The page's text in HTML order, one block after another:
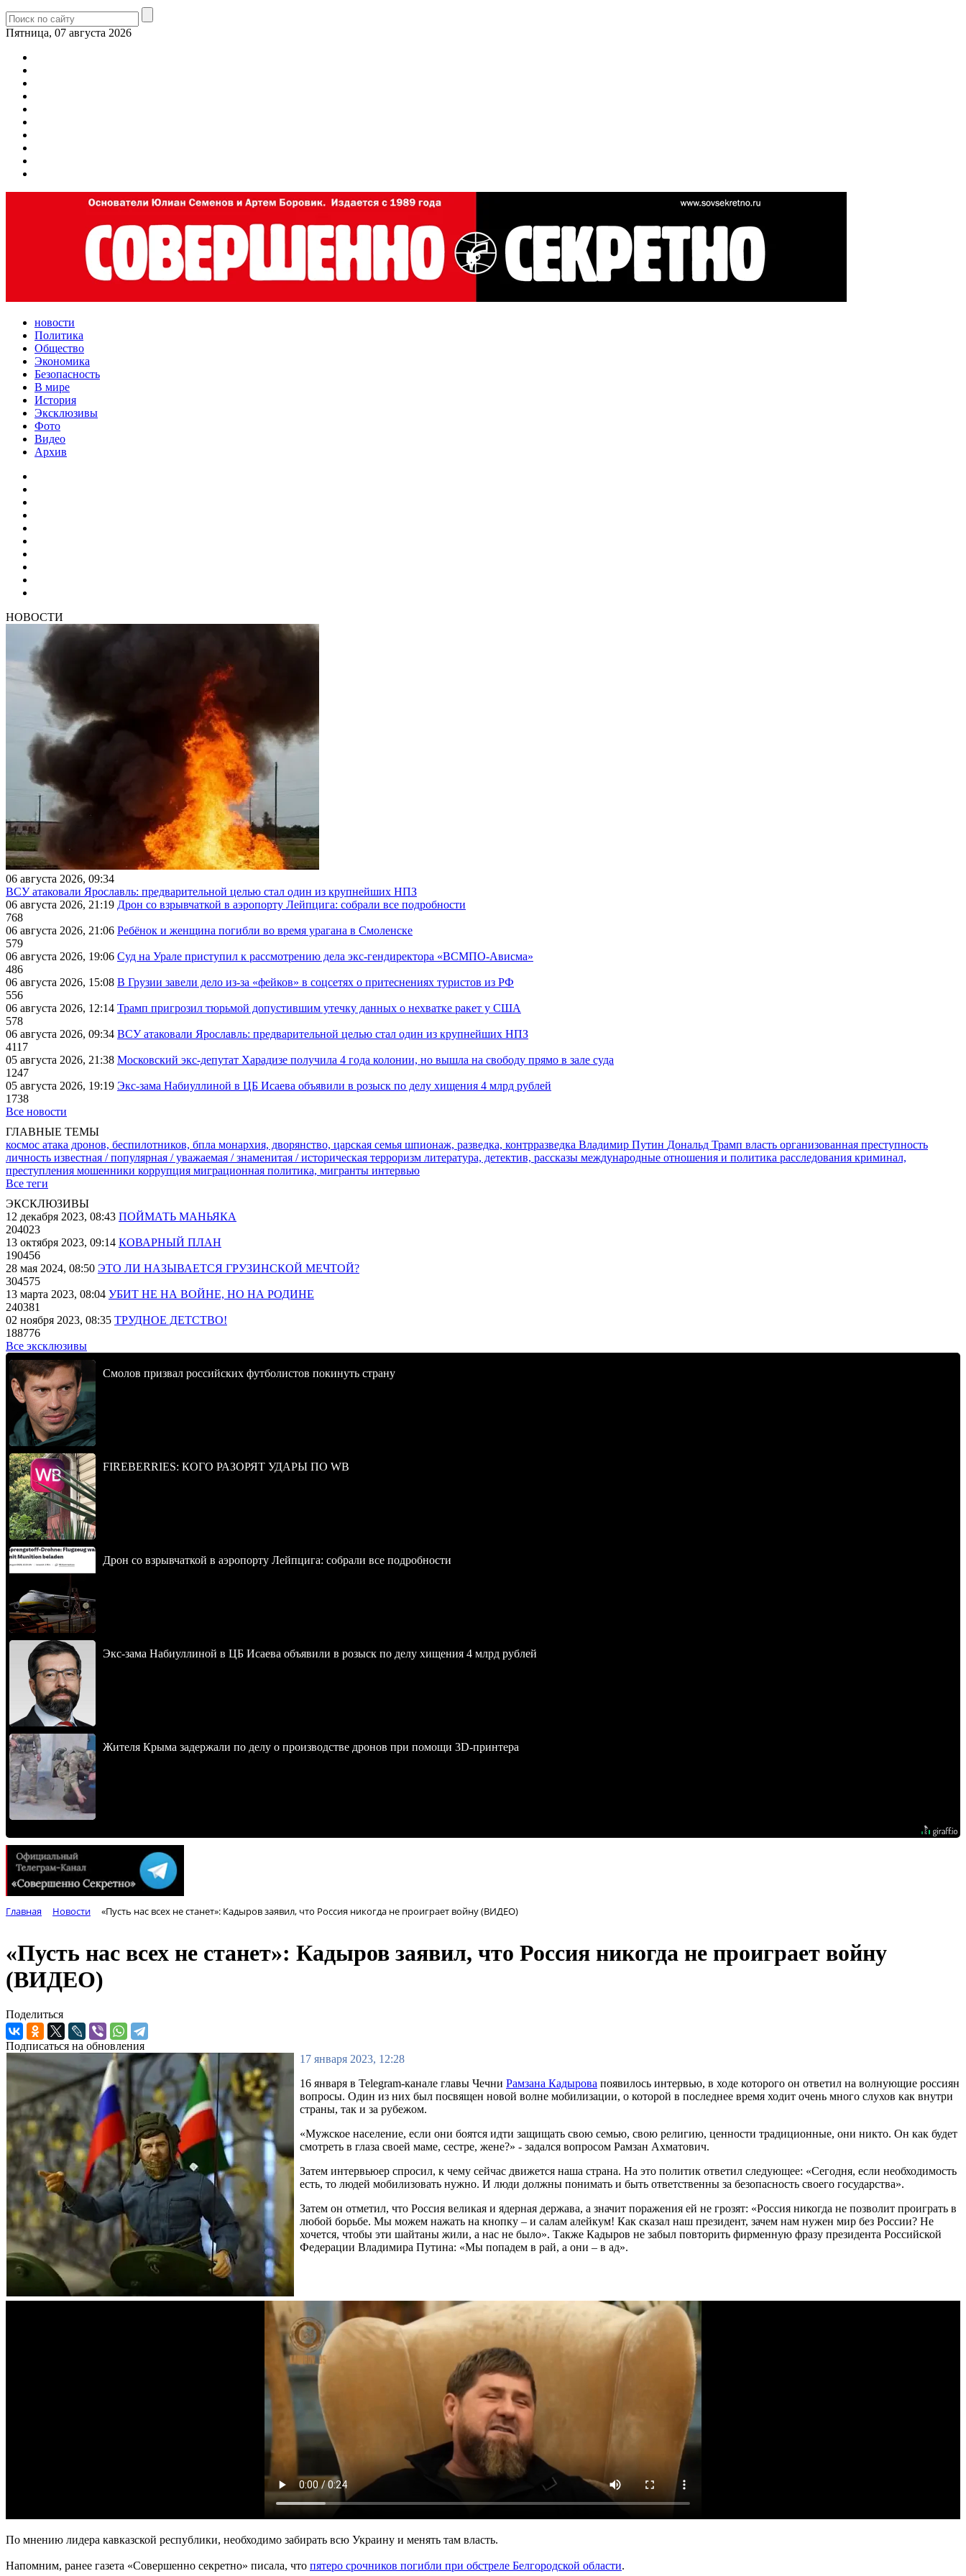
Пятница, 07 августа 2026
новости
Политика
Общество
Экономика
Безопасность
В мире
История
Эксклюзивы
Фото
Видео
Архив
НОВОСТИ
06 августа 2026, 09:34
ВСУ атаковали Ярославль: предварительной целью стал один из крупнейших НПЗ
06 августа 2026, 21:19 Дрон со взрывчаткой в аэропорту Лейпцига: собрали все подробности
768
06 августа 2026, 21:06 Ребёнок и женщина погибли во время урагана в Смоленске
579
06 августа 2026, 19:06 Суд на Урале приступил к рассмотрению дела экс-гендиректора «ВСМПО-Ависма»
486
06 августа 2026, 15:08 В Грузии завели дело из-за «фейков» в соцсетях о притеснениях туристов из РФ
556
06 августа 2026, 12:14 Трамп пригрозил тюрьмой допустившим утечку данных о нехватке ракет у США
578
06 августа 2026, 09:34 ВСУ атаковали Ярославль: предварительной целью стал один из крупнейших НПЗ
4117
05 августа 2026, 21:38 Московский экс-депутат Харадизе получила 4 года колонии, но вышла на свободу прямо в зале суда
1247
05 августа 2026, 19:19 Экс-зама Набиуллиной в ЦБ Исаева объявили в розыск по делу хищения 4 млрд рублей
1738
Все новости
ГЛАВНЫЕ ТЕМЫ
космос атака дронов, беспилотников, бпла монархия, дворянство, царская семья шпионаж, разведка, контрразведка Владимир Путин Дональд Трамп власть организованная преступность
личность известная / популярная / уважаемая / знаменитая / историческая терроризм литература, детектив, рассказы международные отношения и политика расследования криминал,
преступления мошенники коррупция миграционная политика, мигранты интервью
Все теги
ЭКСКЛЮЗИВЫ
12 декабря 2023, 08:43 ПОЙМАТЬ МАНЬЯКА
204023
13 октября 2023, 09:14 КОВАРНЫЙ ПЛАН
190456
28 мая 2024, 08:50 ЭТО ЛИ НАЗЫВАЕТСЯ ГРУЗИНСКОЙ МЕЧТОЙ?
304575
13 марта 2023, 08:04 УБИТ НЕ НА ВОЙНЕ, НО НА РОДИНЕ
240381
02 ноября 2023, 08:35 ТРУДНОЕ ДЕТСТВО!
188776
Все эксклюзивы
Смолов призвал российских футболистов покинуть страну
FIREBERRIES: КОГО РАЗОРЯТ УДАРЫ ПО WB
Дрон со взрывчаткой в аэропорту Лейпцига: собрали все подробности
Экс-зама Набиуллиной в ЦБ Исаева объявили в розыск по делу хищения 4 млрд рублей
Жителя Крыма задержали по делу о производстве дронов при помощи 3D‑принтера
Главная Новости «Пусть нас всех не станет»: Кадыров заявил, что Россия никогда не проиграет войну (ВИДЕО)
«Пусть нас всех не станет»: Кадыров заявил, что Россия никогда не проиграет войну
(ВИДЕО)
Поделиться
Подписаться на обновления
17 января 2023, 12:28
16 января в Telegram-канале главы Чечни Рамзана Кадырова появилось интервью, в ходе которого он ответил на волнующие россиян
вопросы. Один из них был посвящен новой волне мобилизации, о которой в последнее время ходит очень много слухов как внутри
страны, так и за рубежом.
«Мужское население, если они боятся идти защищать свою семью, свою религию, ценности традиционные, они никто. Он как будет
смотреть в глаза своей маме, сестре, жене?» - задался вопросом Рамзан Ахматович.
Затем интервьюер спросил, к чему сейчас движется наша страна. На это политик ответил следующее: «Сегодня, если необходимость
есть, то людей мобилизовать нужно. И люди должны понимать и быть ответственны за безопасность своего государства».
Затем он отметил, что Россия великая и ядерная держава, а значит поражения ей не грозят: «Россия никогда не позволит проиграть в
любой борьбе. Мы можем нажать на кнопку – и салам алейкум! Как сказал наш президент, зачем нам нужен мир без России? Не
хочется, чтобы эти шайтаны жили, а нас не было». Также Кадыров не забыл повторить фирменную фразу президента Российской
Федерации Владимира Путина: «Мы попадем в рай, а они – в ад».
По мнению лидера кавказской республики, необходимо забирать всю Украину и менять там власть.
Напомним, ранее газета «Совершенно секретно» писала, что пятеро срочников погибли при обстреле Белгородской области.